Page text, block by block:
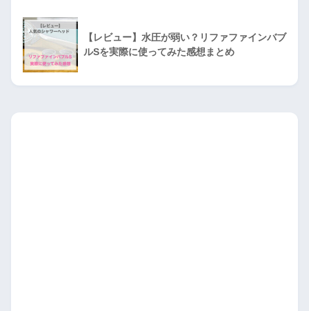
【レビュー】水圧が弱い？リファファインバブ
ルSを実際に使ってみた感想まとめ